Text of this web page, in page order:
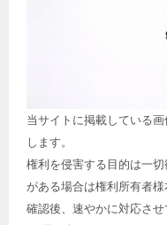
当サイトに掲載している
します。
権利を侵害する目的は一
がある場合は権利所有者様
確認後、速やかに対応させ